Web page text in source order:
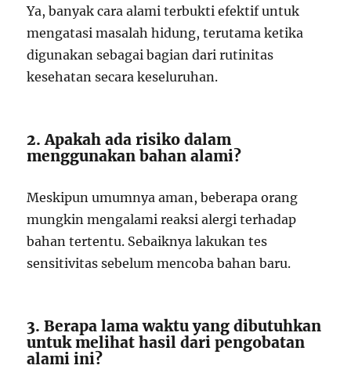
Ya, banyak cara alami terbukti efektif untuk
mengatasi masalah hidung, terutama ketika
digunakan sebagai bagian dari rutinitas
kesehatan secara keseluruhan.
2. Apakah ada risiko dalam
menggunakan bahan alami?
Meskipun umumnya aman, beberapa orang
mungkin mengalami reaksi alergi terhadap
bahan tertentu. Sebaiknya lakukan tes
sensitivitas sebelum mencoba bahan baru.
3. Berapa lama waktu yang dibutuhkan
untuk melihat hasil dari pengobatan
alami ini?